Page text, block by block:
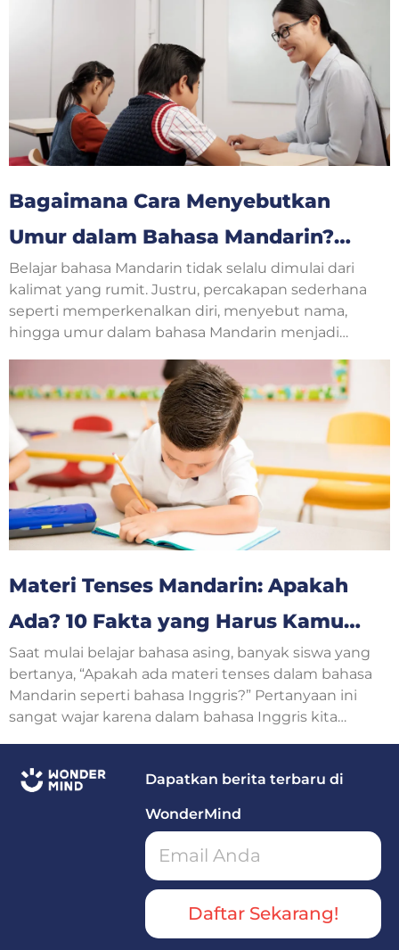
bahasa Inggris, jenis teks seperti ini disebut
Bagaimana Cara Menyebutkan
Umur dalam Bahasa Mandarin?
Yuk, Belajar Bersama!
Belajar bahasa Mandarin tidak selalu dimulai dari
kalimat yang rumit. Justru, percakapan sederhana
seperti memperkenalkan diri, menyebut nama,
hingga umur dalam bahasa Mandarin menjadi
berkenalan dengan teman baru, guru, atau
mengikuti kelas bahasa Mandarin, pertanyaan
tentang usia sering muncul dalam percakapan
sehari-hari.
Materi Tenses Mandarin: Apakah
Ada? 10 Fakta yang Harus Kamu
Ketahui
Saat mulai belajar bahasa asing, banyak siswa yang
bertanya, “Apakah ada materi tenses dalam bahasa
Mandarin seperti bahasa Inggris?” Pertanyaan ini
sangat wajar karena dalam bahasa Inggris kita
Dapatkan berita terbaru di
WonderMind
Daftar Sekarang!